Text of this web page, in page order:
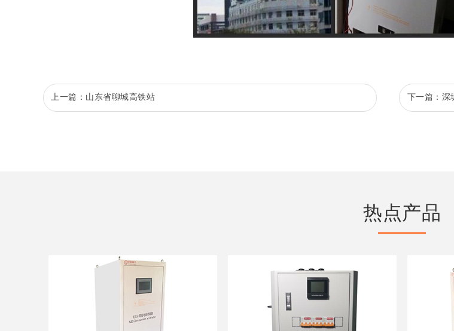
上一篇： 山东省聊城高铁站 下一篇： 深
热点产品